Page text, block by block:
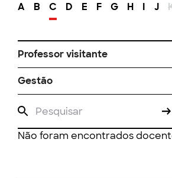
A B C D E F G H I J
Professor visitante
Gestão
Não foram encontrados